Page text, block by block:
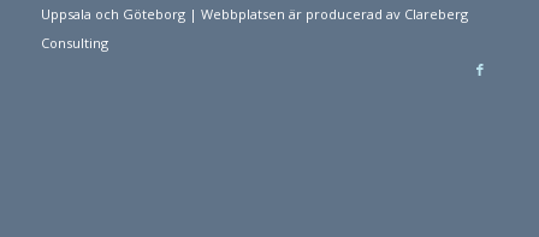
Uppsala och Göteborg | Webbplatsen är producerad av Clareberg
Consulting